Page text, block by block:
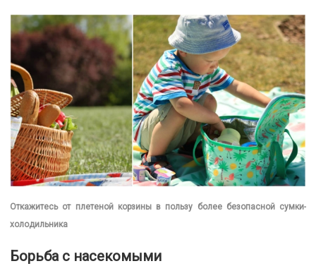
Откажитесь от плетеной корзины в пользу более безопасной сумки-
холодильника
Борьба с насекомыми